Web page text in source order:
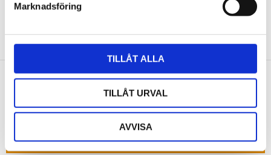
Marknadsföring
TILLÅT ALLA
TILLÅT URVAL
AVVISA
Anmäl dig till vårt nyhetsbrev och ta del av de
PRENUMERERA
Dina personuppgifter behandlas i enlighet med vårintegritetspolicy.